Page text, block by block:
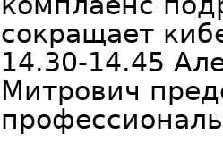
сокращает
14.30-14.45
Митрович